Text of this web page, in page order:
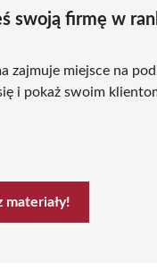
swoją firmę w
zajmuje miejsce na
i pokaż swoim
materiały!